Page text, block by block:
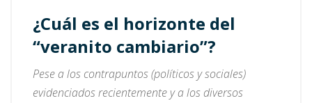
¿Cuál es el horizonte del
“veranito cambiario”?
Pese a los contrapuntos (políticos y sociales)
evidenciados recientemente y a los diversos